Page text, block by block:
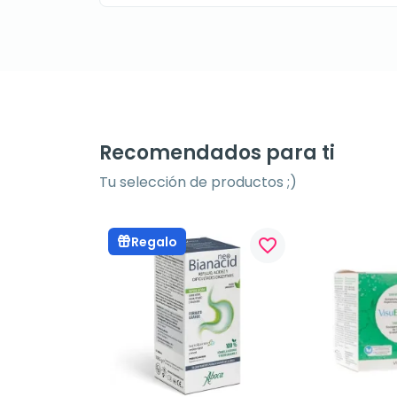
Recomendados para ti
Tu selección de productos ;)
Regalo favorite_border